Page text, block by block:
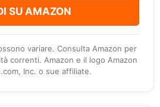
SU AMAZON
variare. Consulta Amazon per
correnti. Amazon e il logo Amazon
Inc. o sue affiliate.